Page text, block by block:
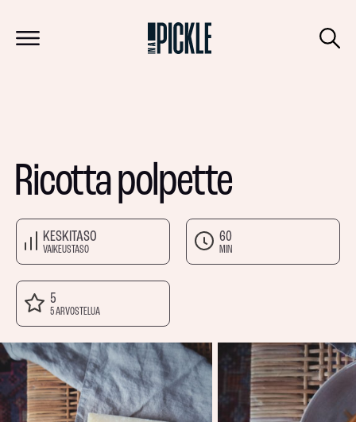
Ricotta polpette
KESKITASO
VAIKEUSTASO
60
MIN
5
5 ARVOSTELUA